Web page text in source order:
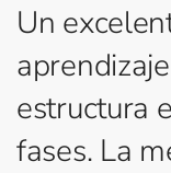
Un
estructura
fases. La